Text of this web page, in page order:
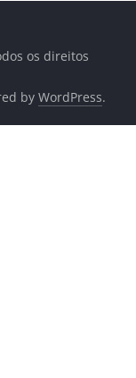
os direitos
by WordPress.